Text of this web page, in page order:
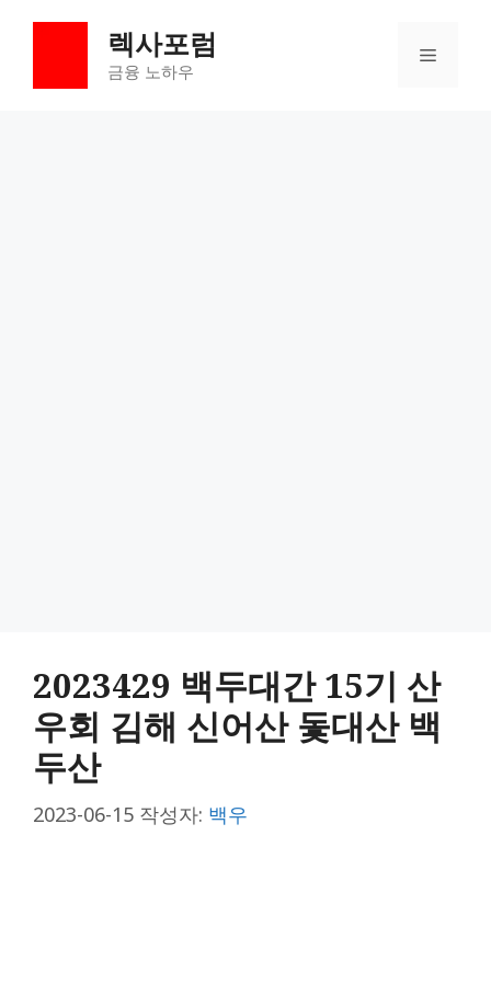
렉사포럼
금융 노하우
메
2023429 백두대간 15기 산
우회 김해 신어산 돛대산 백
두산
2023-06-15 작성자: 백우